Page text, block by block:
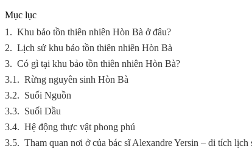
Mục lục
1. Khu bảo tồn thiên nhiên Hòn Bà ở đâu?
2. Lịch sử khu bảo tồn thiên nhiên Hòn Bà
3. Có gì tại khu bảo tồn thiên nhiên Hòn Bà?
3.1. Rừng nguyên sinh Hòn Bà
3.2. Suối Nguồn
3.3. Suối Dầu
3.4. Hệ động thực vật phong phú
3.5. Tham quan nơi ở của bác sĩ Alexandre Yersin – di tích lịch